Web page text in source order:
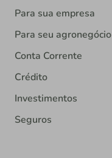
Para sua empresa
Para seu agronegócio
Conta Corrente
Crédito
Investimentos
Seguros